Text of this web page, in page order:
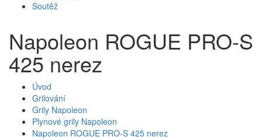
Soutěž
Napoleon ROGUE PRO-S
425 nerez
Úvod
Grilování
Grily Napoleon
Plynové grily Napoleon
Napoleon ROGUE PRO-S 425 nerez